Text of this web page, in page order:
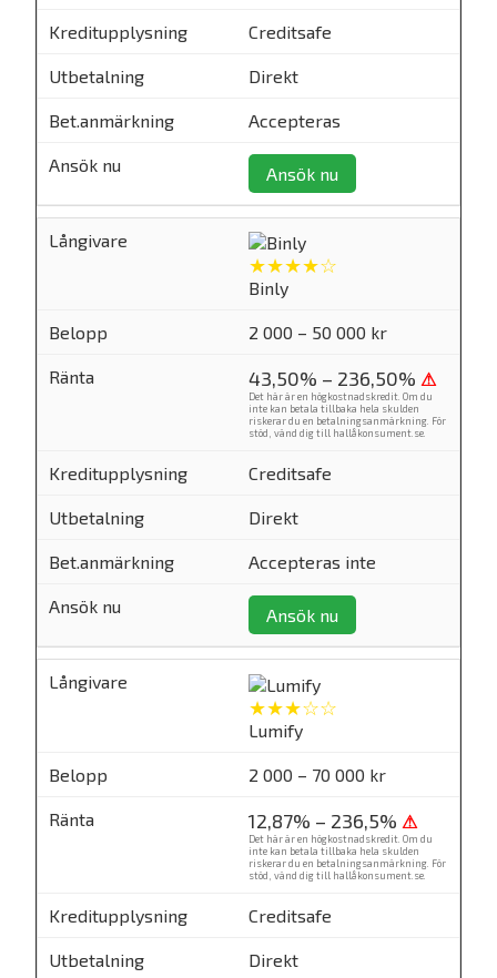
Creditsafe
Direkt
Accepteras
Ansök nu
★★★★☆
Binly
2 000 – 50 000 kr
43,50% – 236,50% ⚠
Det här är en högkostnadskredit. Om du
inte kan betala tillbaka hela skulden
riskerar du en betalningsanmärkning. För
stöd, vänd dig till hallåkonsument.se
Creditsafe
Direkt
Accepteras inte
Ansök nu
★★★☆☆
Lumify
2 000 – 70 000 kr
12,87% – 236,5% ⚠
Det här är en högkostnadskredit. Om du
inte kan betala tillbaka hela skulden
riskerar du en betalningsanmärkning. För
stöd, vänd dig till hallåkonsument.se
Creditsafe
Direkt